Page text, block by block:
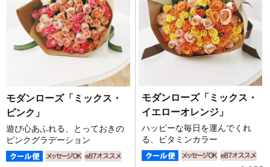
モダンローズ「ミックス・
ピンク」
遊び心あふれる、とっておきの
ピンクグラデーション
モダンローズ「ミックス・
イエローオレンジ」
ハッピーな毎日を運んでくれ
る、ビタミンカラー